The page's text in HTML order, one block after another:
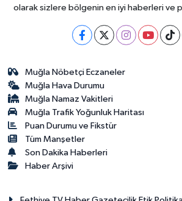
olarak sizlere bölgenin en iyi haberleri ve
Muğla Nöbetçi Eczaneler
Muğla Hava Durumu
Muğla Namaz Vakitleri
Muğla Trafik Yoğunluk Haritası
Puan Durumu ve Fikstür
Tüm Manşetler
Son Dakika Haberleri
Haber Arşivi